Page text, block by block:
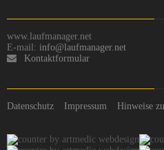
www.laufmanager.net
E-mail: info@laufmanager.net
Kontaktformular
Datenschutz Impressum Hinweise